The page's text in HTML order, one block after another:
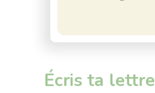
Écris ta